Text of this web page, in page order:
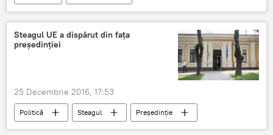
Steagul UE a dispărut din fața
președinției
25 Decembrie 2016, 17:53
Politică Steagul
Președinție
Igor Dodon
Uniunea Europeană